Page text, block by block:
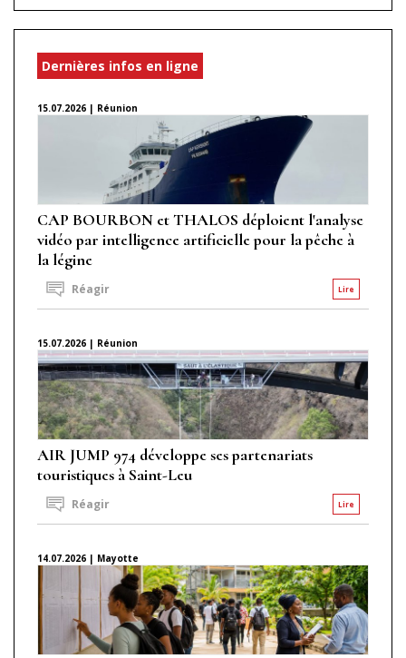
Dernières infos en ligne
15.07.2026 | Réunion
CAP BOURBON et THALOS déploient l'analyse
vidéo par intelligence artificielle pour la pêche à
la légine
Lire
Réagir
15.07.2026 | Réunion
AIR JUMP 974 développe ses partenariats
touristiques à Saint-Leu
Lire
Réagir
14.07.2026 | Mayotte